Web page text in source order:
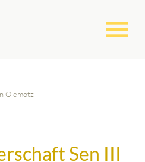
menu
Olemotz
Sen III